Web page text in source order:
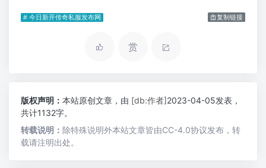
# 今日新开传奇私服发布网 复制链接
赏
版权声明： 本站原创文章，由 [db:作者]2023-04-05发表，
共计1132字。
转载说明： 除特殊说明外本站文章皆由CC-4.0协议发布，转
载请注明出处。